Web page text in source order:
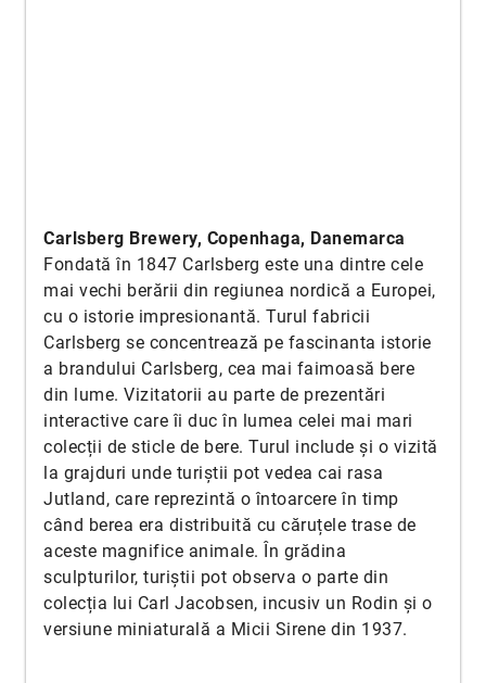
Carlsberg Brewery, Copenhaga, Danemarca
Fondată în 1847 Carlsberg este una dintre cele
mai vechi berării din regiunea nordică a Europei,
cu o istorie impresionantă. Turul fabricii
Carlsberg se concentrează pe fascinanta istorie
a brandului Carlsberg, cea mai faimoasă bere
din lume. Vizitatorii au parte de prezentări
interactive care îi duc în lumea celei mai mari
colecții de sticle de bere. Turul include și o vizită
la grajduri unde turiștii pot vedea cai rasa
Jutland, care reprezintă o întoarcere în timp
când berea era distribuită cu căruțele trase de
aceste magnifice animale. În grădina
sculpturilor, turiștii pot observa o parte din
colecția lui Carl Jacobsen, incusiv un Rodin și o
versiune miniaturală a Micii Sirene din 1937.